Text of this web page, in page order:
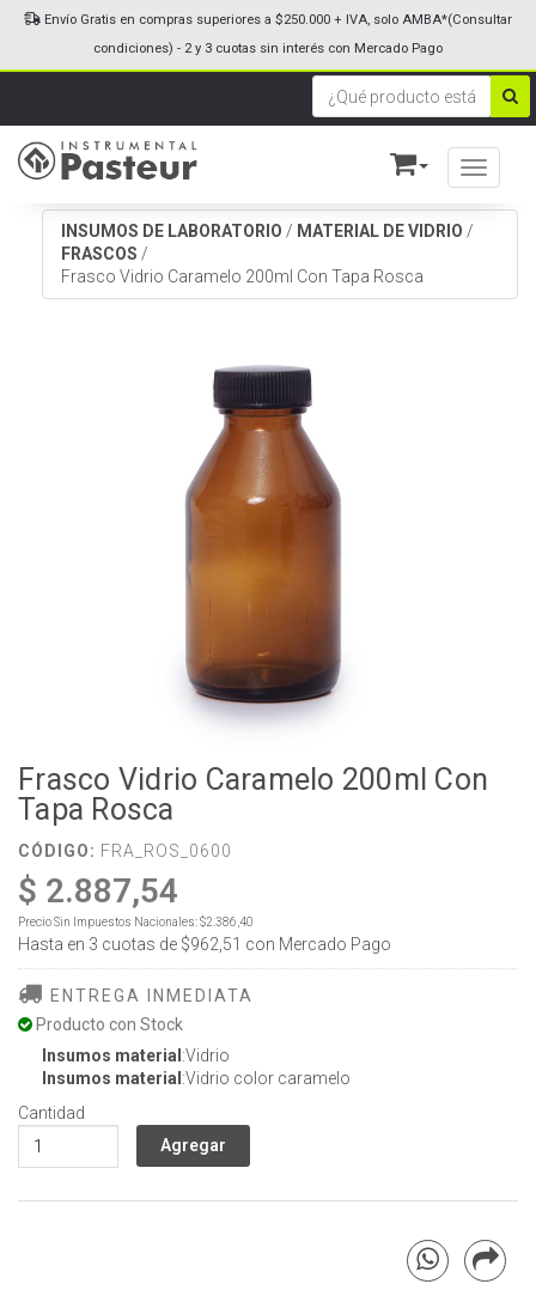
Toggle
Envío Gratis en compras superiores a $250.000 + IVA, solo AMBA*(Consultar
condiciones) - 2 y 3 cuotas sin interés con Mercado Pago
INSUMOS DE LABORATORIO / MATERIAL DE VIDRIO /
FRASCOS /
Frasco Vidrio Caramelo 200ml Con Tapa Rosca
Frasco Vidrio Caramelo 200ml Con
Tapa Rosca
CÓDIGO: FRA_ROS_0600
$ 2.887,54
Precio Sin Impuestos Nacionales:$2.386,40
Hasta en 3 cuotas de $962,51 con Mercado Pago
ENTREGA INMEDIATA
Producto con Stock
Insumos material :Vidrio
Insumos material :Vidrio color caramelo
Cantidad